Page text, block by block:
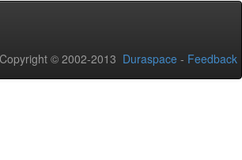
Copyright © 2002-2013 Duraspace - Feedback